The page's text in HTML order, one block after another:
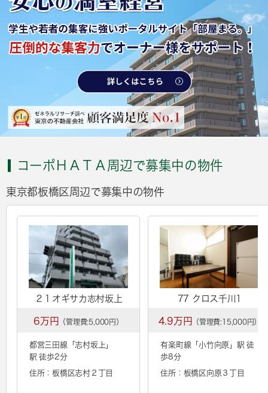
コーポＨＡＴＡ周辺で募集中の物件
東京都板橋区周辺で募集中の物件
２１オギサカ志村坂上
6万円 （管理費:5,000円）
都営三田線「 志村坂上 」
駅 徒歩2分
住所：板橋区志村２丁目
77 クロス千川1
4.9万円 （管理費:15,000円）
有楽町線「小竹向原 」駅 徒
歩8分
住所：板橋区向原３丁目